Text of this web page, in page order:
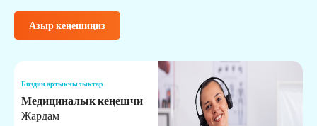
Азыр кеңешиңиз
Биздин артыкчылыктар
Медициналык кеңешчи
Жардам